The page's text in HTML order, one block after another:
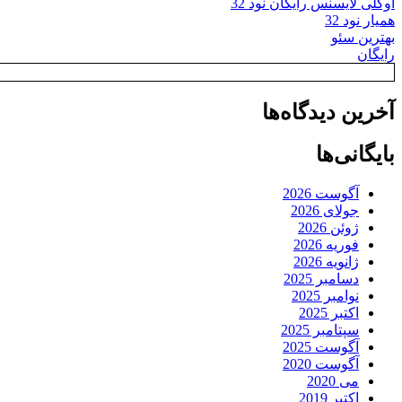
همیار نود 32
بهترین سئو
رایگان
آخرین دیدگاه‌ها
بایگانی‌ها
آگوست 2026
جولای 2026
ژوئن 2026
فوریه 2026
ژانویه 2026
دسامبر 2025
نوامبر 2025
اکتبر 2025
سپتامبر 2025
آگوست 2025
آگوست 2020
می 2020
اکتبر 2019